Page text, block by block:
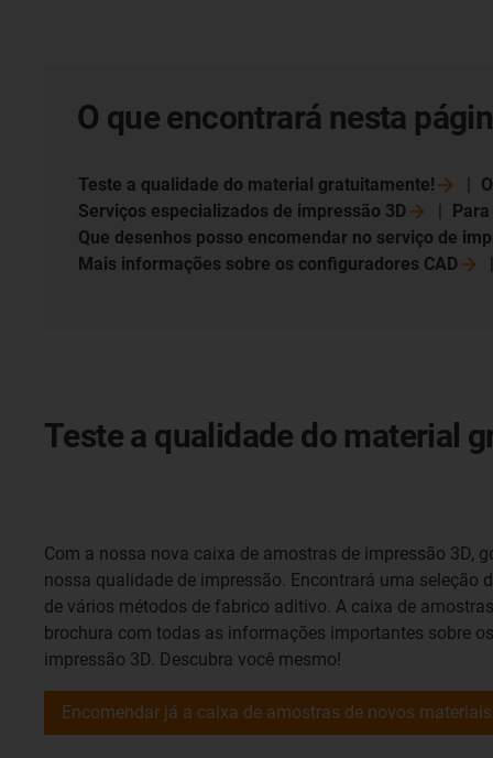
O que encontrará nesta
Teste a qualidade do material gratuitamente!
Serviços especializados de impressão 3D
Que desenhos posso encomendar no serviço de
Mais informações sobre os configuradores CAD
Teste a qualidade do material
Com a nossa nova caixa de amostras de impressão 3D,
nossa qualidade de impressão. Encontrará uma seleção
de vários métodos de fabrico aditivo. A caixa de
brochura com todas as informações importantes sobre
impressão 3D. Descubra você mesmo!
Encomendar já a caixa de amostras de novos materiais